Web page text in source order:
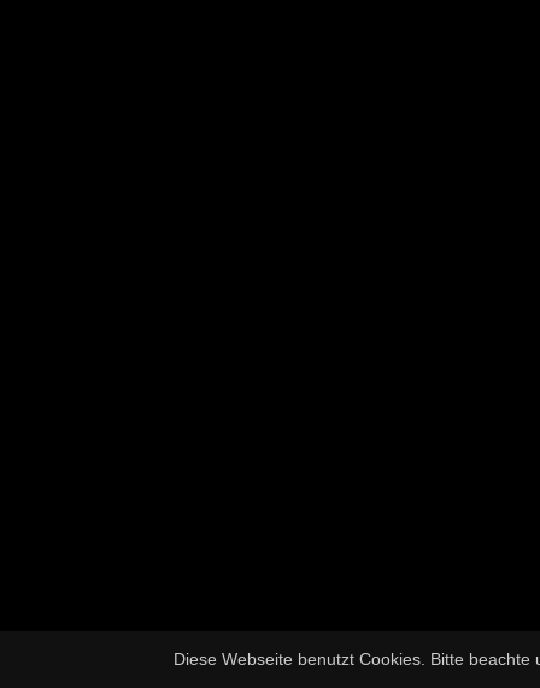
Diese Webseite benutzt Cookies. Bitte beachte